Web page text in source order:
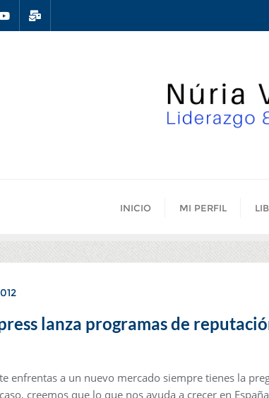
INICIO MI PERFIL
lanza programas de
enfrentas a un nuevo mercado siempre tienes la
creemos que lo que nos ayuda a crecer en